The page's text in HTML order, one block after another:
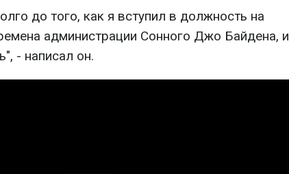
до того, как я вступил в должность на
администрации Сонного Джо Байдена, и
- написал он.